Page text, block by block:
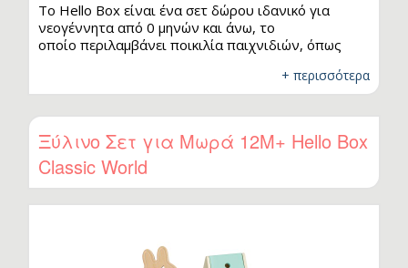
Το Hello Box είναι ένα σετ δώρου ιδανικό για
νεογέννητα από 0 μηνών και άνω, το
οποίο περιλαμβάνει ποικιλία παιχνιδιών, όπως
κούνια και αισθητηριακές κάρτες σε ασπρόμαυρους
τόνους. Σχεδιασμένο για να ενισχύει την οπτική
και αισθητηριακή ανάπτυξη του μωρού και να
υποστηρίζει την ισορροπημένη εξέλιξη των
δεξιοτήτων του από τους πρώτους κιόλας μήνες
της ζωής του.
+ περισσότερα
Ξύλινο Σετ για Μωρά 12Μ+ Hello Box
Classic World